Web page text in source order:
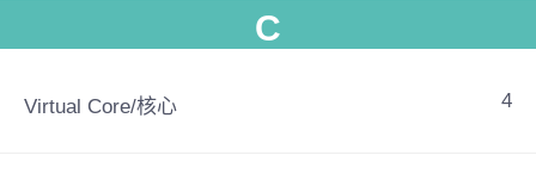
C
Virtual Core/核心 4